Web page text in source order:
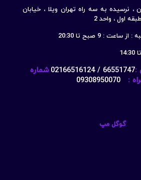
، نرسیده به سه راه تهران ویلا ، خیابان
: 9 صبح تا 20:30
:
66551747 / 02166516124
شماره
:
09308950070
گوگل مپ